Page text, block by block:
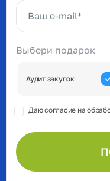
Выбери подарок
Аудит закупок
Даю согласие на